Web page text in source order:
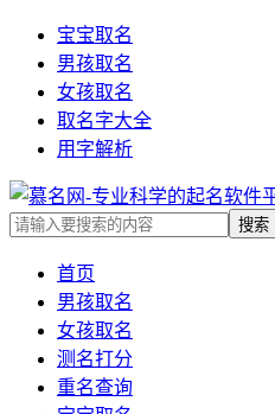
宝宝取名
男孩取名
女孩取名
取名字大全
用字解析
首页
男孩取名
女孩取名
测名打分
重名查询